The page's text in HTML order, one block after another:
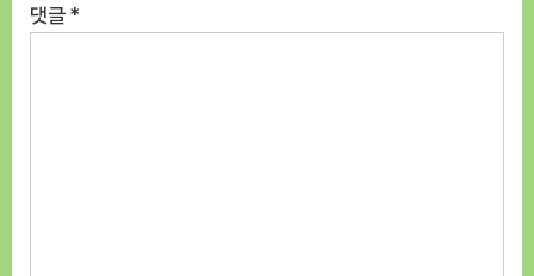
댓글 *